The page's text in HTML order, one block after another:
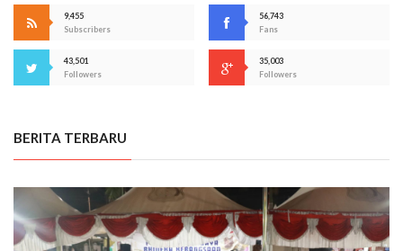
9,455
Subscribers
56,743
Fans
43,501
Followers
35,003
Followers
BERITA TERBARU